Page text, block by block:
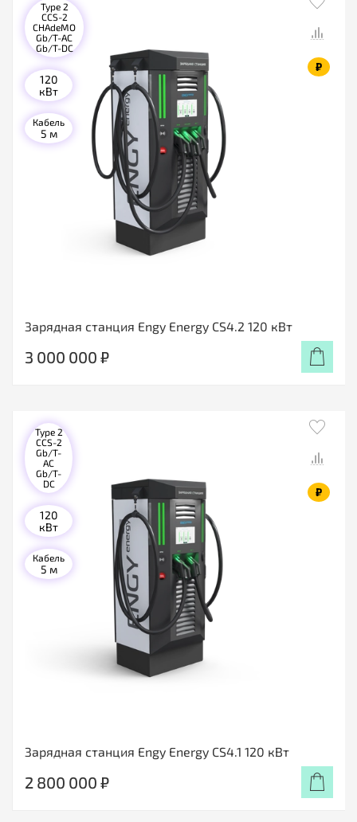
Зарядная станция Engy Energy CS4.2 120 кВт
₽
Type 2
CCS-2
CHAdeMO
Gb/T-AC
Gb/T-DC
120
кВт
Кабель
5 м
3 000 000 ₽
Зарядная станция Engy Energy CS4.1 120 кВт
₽
Type 2
CCS-2
Gb/T-
AC
Gb/T-
DC
120
кВт
Кабель
5 м
2 800 000 ₽